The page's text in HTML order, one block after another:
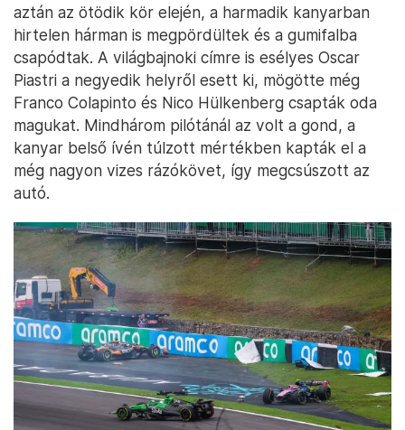
aztán az ötödik kör elején, a harmadik kanyarban
hirtelen hárman is megpördültek és a gumifalba
csapódtak. A világbajnoki címre is esélyes Oscar
Piastri a negyedik helyről esett ki, mögötte még
Franco Colapinto és Nico Hülkenberg csapták oda
magukat. Mindhárom pilótánál az volt a gond, a
kanyar belső ívén túlzott mértékben kapták el a
még nagyon vizes rázókövet, így megcsúszott az
autó.